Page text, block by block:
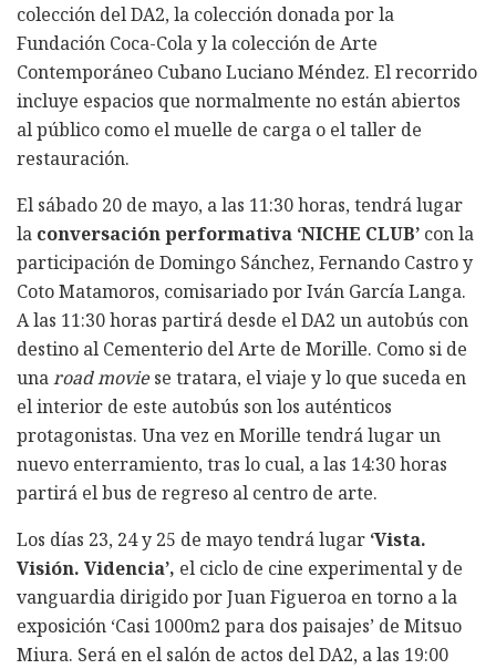
colección del DA2, la colección donada por la
Fundación Coca-Cola y la colección de Arte
Contemporáneo Cubano Luciano Méndez. El recorrido
incluye espacios que normalmente no están abiertos
al público como el muelle de carga o el taller de
restauración.
El sábado 20 de mayo, a las 11:30 horas, tendrá lugar
la conversación performativa ‘NICHE CLUB’ con la
participación de Domingo Sánchez, Fernando Castro y
Coto Matamoros, comisariado por Iván García Langa.
A las 11:30 horas partirá desde el DA2 un autobús con
destino al Cementerio del Arte de Morille. Como si de
unaroad moviese tratara, el viaje y lo que suceda en
el interior de este autobús son los auténticos
protagonistas. Una vez en Morille tendrá lugar un
nuevo enterramiento, tras lo cual, a las 14:30 horas
partirá el bus de regreso al centro de arte.
Los días 23, 24 y 25 de mayo tendrá lugar ‘Vista.
Visión. Videncia’, el ciclo de cine experimental y de
vanguardia dirigido por Juan Figueroa en torno a la
exposición ‘Casi 1000m2 para dos paisajes’ de Mitsuo
Miura. Será en el salón de actos del DA2, a las 19:00